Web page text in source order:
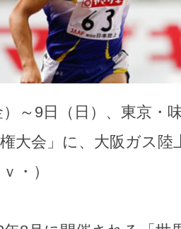
）～9日（日）、東京・
大会」に、大阪ガス陸
・）